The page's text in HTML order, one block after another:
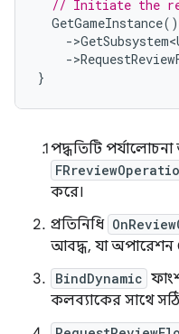
// Initiate the
GetGameInstance()
->
->
}
পদ্ধতিটি
করে।
প্রতিনিধি
আবদ্ধ, যা অপারেশন
BindDynamic
কলব্যাকের সাথে